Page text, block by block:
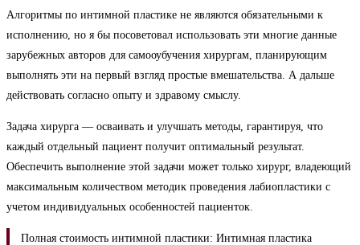
Алгоритмы по интимной пластике не являются обязательными к
исполнению, но я бы посоветовал использовать эти многие данные
зарубежных авторов для самооубучения хирургам, планирующим
выполнять эти на первый взгляд простые вмешательства. А дальше
действовать согласно опыту и здравому смыслу.
Задача хирурга — осваивать и улучшать методы, гарантируя, что
каждый отдельный пациент получит оптимальный результат.
Обеспечить выполнение этой задачи может только хирург, владеющий
максимальным количеством методик проведения лабиопластики с
учетом индивидуальных особенностей пациенток.
Полная стоимость интимной пластики: Интимная пластика